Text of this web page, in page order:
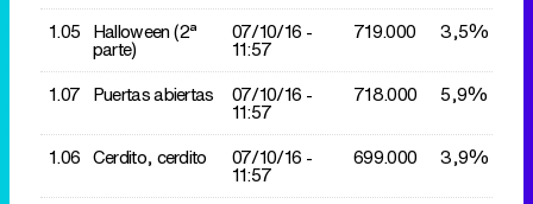
1.05 Halloween (2ª
parte)
07/10/16 -
11:57
719.000 3,5%
1.07 Puertas abiertas 07/10/16 -
11:57
718.000 5,9%
1.06 Cerdito, cerdito 07/10/16 -
11:57
699.000 3,9%